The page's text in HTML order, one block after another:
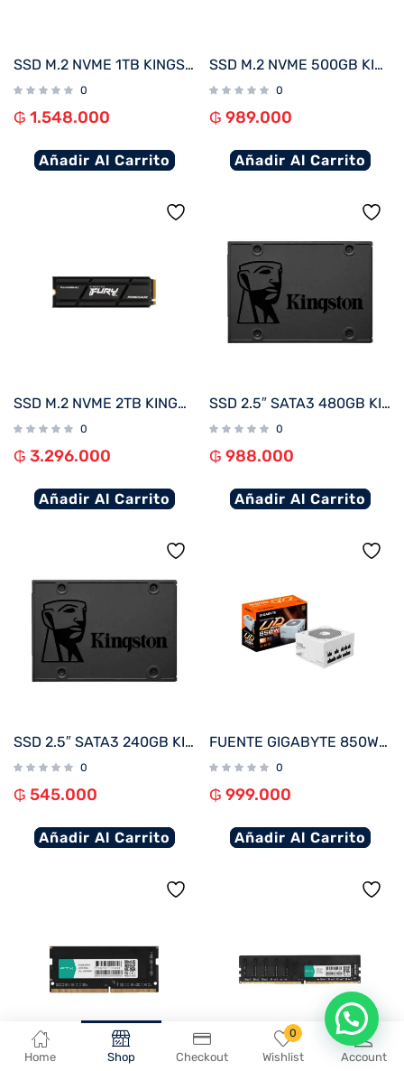
Home Shop Checkout
0
Wishlist Account
SSD M.2 NVME 1TB KINGSTON SNV3S/1000G 6000/4000MB/S PCIE 4.0
0
₲ 1.548.000
Añadir Al Carrito
SSD M.2 NVME 500GB KINGSTON SNV3S/500G 5000/3000MB/S PCIE 4.0
0
₲ 989.000
Añadir Al Carrito
SSD M.2 NVME 2TB KINGSTON FURY RENEGADE C/DISIPADOR TERMICO SFYRD/2000G 7300/7000 PCIE 4.0
0
₲ 3.296.000
Añadir Al Carrito
SSD 2.5″ SATA3 480GB KINGSTON SA400S37/480G
0
₲ 988.000
Añadir Al Carrito
SSD 2.5″ SATA3 240GB KINGSTON SA400S37/240G
0
₲ 545.000
Añadir Al Carrito
FUENTE GIGABYTE 850W 80PLUS GOLD FULL MODULAR BLANCO BIVOLT GP-UD850GM PG5W
0
₲ 999.000
Añadir Al Carrito
En que podemos ayudarte?